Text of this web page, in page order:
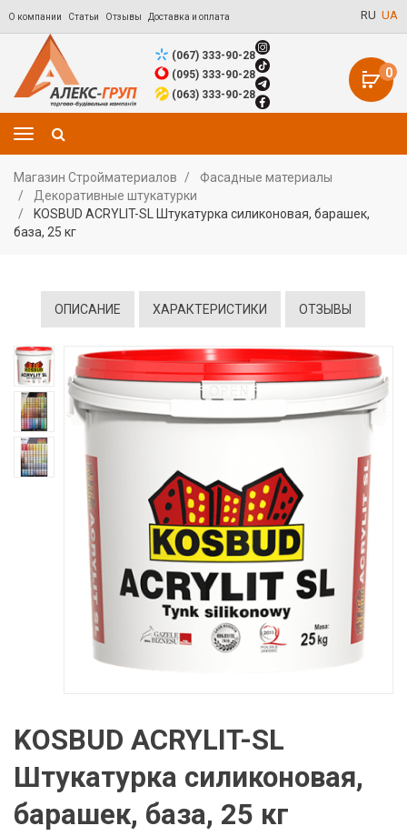
О компании Статьи Отзывы Доставка и оплата RU UA
0
(067) 333-90-28
(095) 333-90-28
(063) 333-90-28
Магазин Стройматериалов
Фасадные материалы
Декоративные штукатурки
KOSBUD ACRYLIT-SL Штукатурка силиконовая, барашек,
база, 25 кг
ОПИСАНИЕ ХАРАКТЕРИСТИКИ ОТЗЫВЫ
KOSBUD ACRYLIT-SL
Штукатурка силиконовая,
барашек, база, 25 кг